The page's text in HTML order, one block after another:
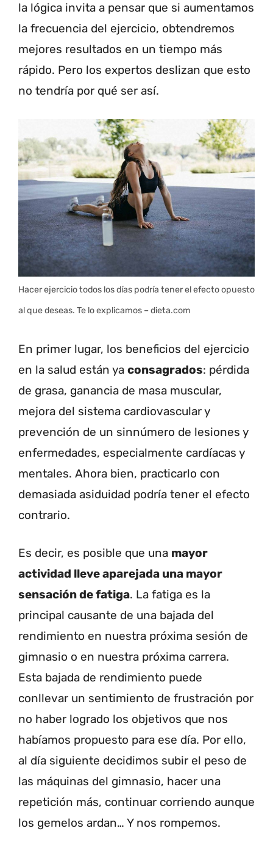
la lógica invita a pensar que si aumentamos
la frecuencia del ejercicio, obtendremos
mejores resultados en un tiempo más
rápido. Pero los expertos deslizan que esto
no tendría por qué ser así.
Hacer ejercicio todos los días podría tener el efecto opuesto
al que deseas. Te lo explicamos – dieta.com
En primer lugar, los beneficios del ejercicio
en la salud están ya consagrados: pérdida
de grasa, ganancia de masa muscular,
mejora del sistema cardiovascular y
prevención de un sinnúmero de lesiones y
enfermedades, especialmente cardíacas y
mentales. Ahora bien, practicarlo con
demasiada asiduidad podría tener el efecto
contrario.
Es decir, es posible que una mayor
actividad lleve aparejada una mayor
sensación de fatiga. La fatiga es la
principal causante de una bajada del
rendimiento en nuestra próxima sesión de
gimnasio o en nuestra próxima carrera.
Esta bajada de rendimiento puede
conllevar un sentimiento de frustración por
no haber logrado los objetivos que nos
habíamos propuesto para ese día. Por ello,
al día siguiente decidimos subir el peso de
las máquinas del gimnasio, hacer una
repetición más, continuar corriendo aunque
los gemelos ardan… Y nos rompemos.